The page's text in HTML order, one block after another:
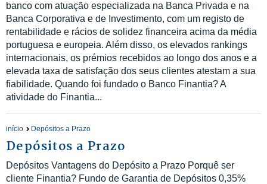
banco com atuação especializada na Banca Privada e na
Banca Corporativa e de Investimento, com um registo de
rentabilidade e rácios de solidez financeira acima da média
portuguesa e europeia. Além disso, os elevados rankings
internacionais, os prémios recebidos ao longo dos anos e a
elevada taxa de satisfação dos seus clientes atestam a sua
fiabilidade. Quando foi fundado o Banco Finantia? A
atividade do Finantia...
início Depósitos a Prazo
Depósitos a Prazo
Depósitos Vantagens do Depósito a Prazo Porquê ser
cliente Finantia? Fundo de Garantia de Depósitos 0,35%